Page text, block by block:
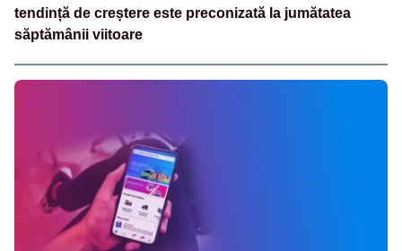
tendință de creștere este preconizată la jumătatea
săptămânii viitoare